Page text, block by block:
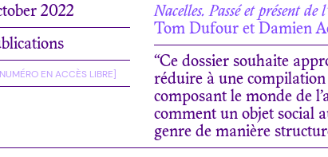
2022
EN ACCÈS LIBRE]
Nacelles. Passé et présent
Tom Dufour et Damien
“Ce dossier souhaite
réduire à une
composant le monde de
comment un objet social
genre de manière